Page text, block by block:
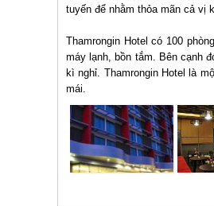
tuyến để nhằm thỏa mãn cả vị
Thamrongin Hotel có 100
máy lạnh, bồn tắm. Bên cạnh
kì nghỉ. Thamrongin Hotel là
mái.